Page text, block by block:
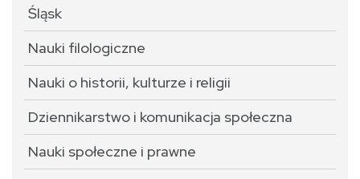
Śląsk
Nauki filologiczne
Nauki o historii, kulturze i religii
Dziennikarstwo i komunikacja społeczna
Nauki społeczne i prawne